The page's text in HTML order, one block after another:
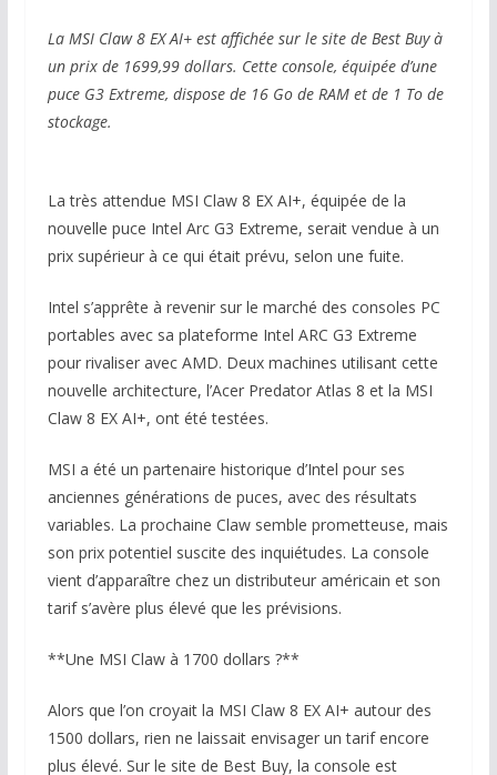
La MSI Claw 8 EX AI+ est affichée sur le site de Best Buy à
un prix de 1699,99 dollars. Cette console, équipée d’une
puce G3 Extreme, dispose de 16 Go de RAM et de 1 To de
stockage.
La très attendue MSI Claw 8 EX AI+, équipée de la
nouvelle puce Intel Arc G3 Extreme, serait vendue à un
prix supérieur à ce qui était prévu, selon une fuite.
Intel s’apprête à revenir sur le marché des consoles PC
portables avec sa plateforme Intel ARC G3 Extreme
pour rivaliser avec AMD. Deux machines utilisant cette
nouvelle architecture, l’Acer Predator Atlas 8 et la MSI
Claw 8 EX AI+, ont été testées.
MSI a été un partenaire historique d’Intel pour ses
anciennes générations de puces, avec des résultats
variables. La prochaine Claw semble prometteuse, mais
son prix potentiel suscite des inquiétudes. La console
vient d’apparaître chez un distributeur américain et son
tarif s’avère plus élevé que les prévisions.
**Une MSI Claw à 1700 dollars ?**
Alors que l’on croyait la MSI Claw 8 EX AI+ autour des
1500 dollars, rien ne laissait envisager un tarif encore
plus élevé. Sur le site de Best Buy, la console est